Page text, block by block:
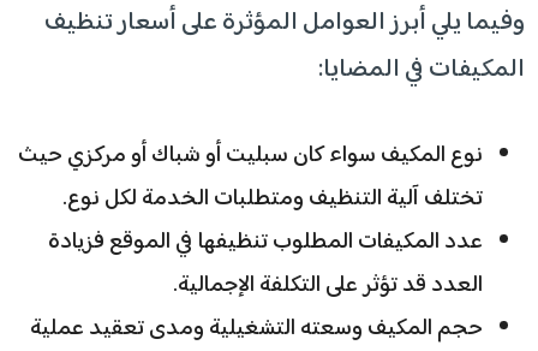
وفيما يلي أبرز العوامل المؤثرة على أسعار تنظيف
المكيفات في المضايا:
نوع المكيف سواء كان سبليت أو شباك أو مركزي حيث
تختلف آلية التنظيف ومتطلبات الخدمة لكل نوع.
عدد المكيفات المطلوب تنظيفها في الموقع فزيادة
العدد قد تؤثر على التكلفة الإجمالية.
حجم المكيف وسعته التشغيلية ومدى تعقيد عملية